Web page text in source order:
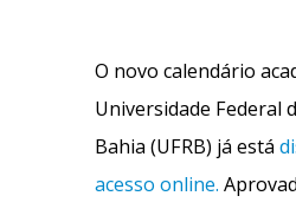
O novo calendário
Universidade Federal
Bahia (UFRB) já está
acesso online.